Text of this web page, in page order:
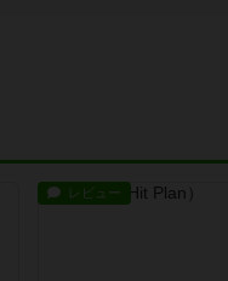
レビュー